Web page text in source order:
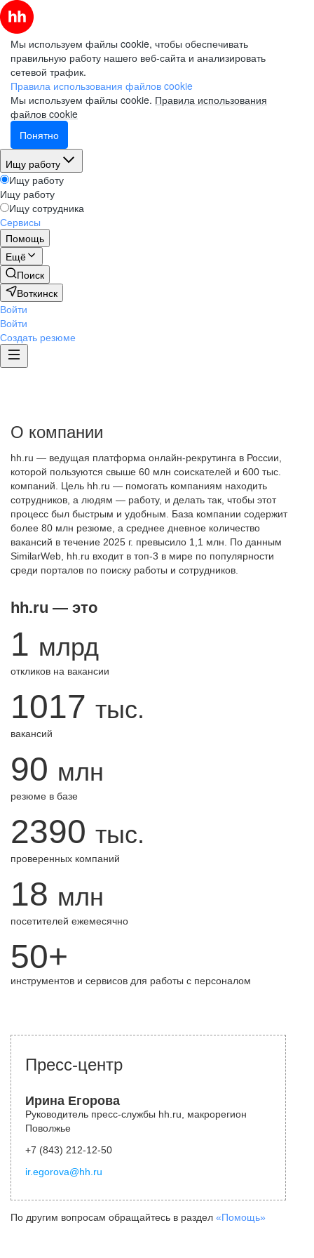
Мы используем файлы cookie, чтобы обеспечивать
правильную работу нашего веб-сайта и анализировать
сетевой трафик.
Правила использования файлов cookie
Мы используем файлы cookie. Правила использования
файлов cookie
Понятно
Ищу работу
Ищу работу
Ищу работу
Ищу сотрудника
Сервисы
Помощь
Ещё
Поиск
Воткинск
Войти
Войти
Создать резюме
О компании
hh.ru — ведущая платформа онлайн-рекрутинга в России,
которой пользуются свыше 60 млн соискателей и 600 тыс.
компаний. Цель hh.ru — помогать компаниям находить
сотрудников, а людям — работу, и делать так, чтобы этот
процесс был быстрым и удобным. База компании содержит
более 80 млн резюме, а среднее дневное количество
вакансий в течение 2025 г. превысило 1,1 млн. По данным
SimilarWeb, hh.ru входит в топ-3 в мире по популярности
среди порталов по поиску работы и сотрудников.
hh.ru — это
1 млрд
откликов на вакансии
1017 тыс.
вакансий
90 млн
резюме в базе
2390 тыс.
проверенных компаний
18 млн
посетителей ежемесячно
50+
инструментов и сервисов для работы с персоналом
Пресс-центр
Ирина Егорова
Руководитель пресс-службы hh.ru, макрорегион
Поволжье
+7 (843) 212-12-50
ir.egorova@hh.ru
По другим вопросам обращайтесь в раздел «Помощь»